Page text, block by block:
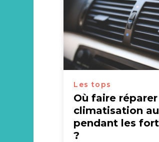
Les tops
Où faire réparer
climatisation
pendant les
?